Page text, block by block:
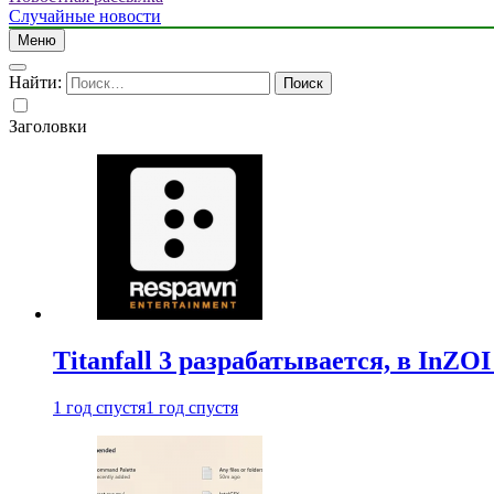
Случайные новости
Меню
Найти:
Заголовки
Titanfall 3 разрабатывается, в
1 год спустя1 год спустя